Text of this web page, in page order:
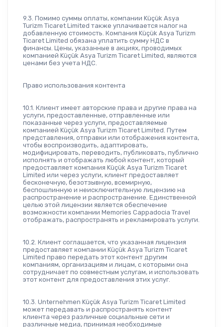
9.3. Помимо суммы оплаты, компании Küçük Asya
Turizm Ticaret Limited также уплачивается налог на
добавленную стоимость. Компания Küçük Asya Turizm
Ticaret Limited обязана уплатить сумму НДС в
финансы. Цены, указанные в акциях, проводимых
компанией Küçük Asya Turizm Ticaret Limited, являются
ценами без учета НДС.
Право использования контента
10.1. Клиент имеет авторские права и другие права на
услуги, предоставленные, отправленные или
показанные через услуги, предоставляемые
компанией Küçük Asya Turizm Ticaret Limited. Путем
представления, отправки или отображения контента,
чтобы воспроизводить, адаптировать,
модифицировать, переводить, публиковать, публично
исполнять и отображать любой контент, который
предоставляет компания Küçük Asya Turizm Ticaret
Limited или через услуги, клиент предоставляет
бесконечную, безотзывную, всемирную,
беспошлинную и неисключительную лицензию на
распространение и распространение. Единственной
целью этой лицензии является обеспечение
возможности компании Memories Cappadocia Travel
отображать, распространять и рекламировать услуги.
10.2. Клиент соглашается, что указанная лицензия
предоставляет компании Küçük Asya Turizm Ticaret
Limited право передать этот контент другим
компаниям, организациям и лицам, с которыми она
сотрудничает по совместным услугам, и использовать
этот контент для предоставления этих услуг.
10.3. Unternehmen Küçük Asya Turizm Ticaret Limited
может передавать и распространять контент
клиента через различные социальные сети и
различные медиа, принимая необходимые